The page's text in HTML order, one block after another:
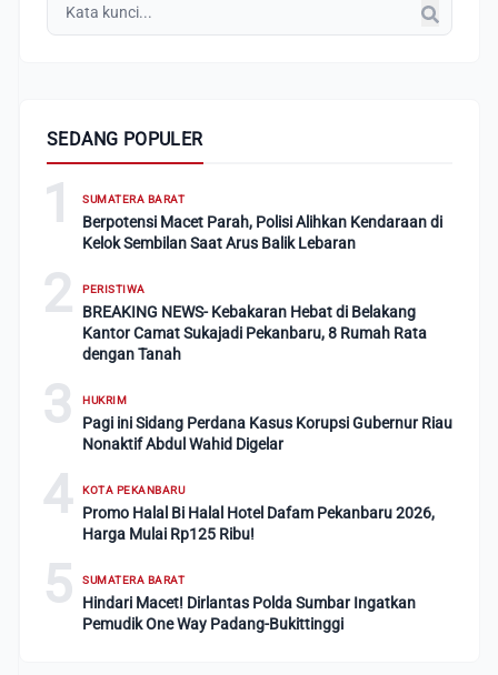
SEDANG POPULER
1 SUMATERA BARAT
Berpotensi Macet Parah, Polisi Alihkan Kendaraan di
Kelok Sembilan Saat Arus Balik Lebaran
2 PERISTIWA
BREAKING NEWS- Kebakaran Hebat di Belakang
Kantor Camat Sukajadi Pekanbaru, 8 Rumah Rata
dengan Tanah
3 HUKRIM
Pagi ini Sidang Perdana Kasus Korupsi Gubernur Riau
Nonaktif Abdul Wahid Digelar
4 KOTA PEKANBARU
Promo Halal Bi Halal Hotel Dafam Pekanbaru 2026,
Harga Mulai Rp125 Ribu!
5 SUMATERA BARAT
Hindari Macet! Dirlantas Polda Sumbar Ingatkan
Pemudik One Way Padang-Bukittinggi